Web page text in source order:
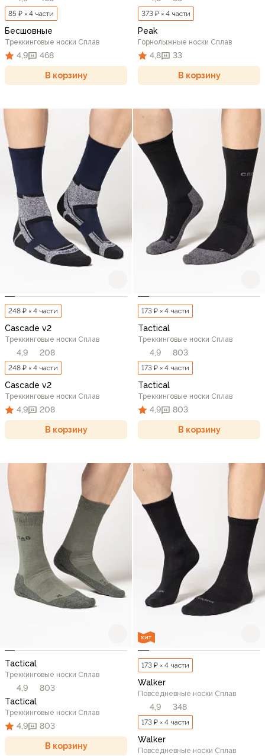
85 ₽ × 4 части
Бесшовные
Треккинговые носки Сплав
4,9 468
В корзину
373 ₽ × 4 части
Peak
Горнолыжные носки Сплав
4,8 33
В корзину
248 ₽ × 4 части
Cascade v2
Треккинговые носки Сплав
4,9 208
248 ₽ × 4 части
Cascade v2
Треккинговые носки Сплав
4,9 208
В корзину
173 ₽ × 4 части
Tactical
Треккинговые носки Сплав
4,9 803
173 ₽ × 4 части
Tactical
Треккинговые носки Сплав
4,9 803
В корзину
Tactical
Треккинговые носки Сплав
4,9
803
Tactical
Треккинговые носки Сплав
4,9 803
В корзину
ХИТ
173 ₽ × 4 части
Walker
Повседневные носки Сплав
4,9 348
173 ₽ × 4 части
Walker
Повседневные носки Сплав